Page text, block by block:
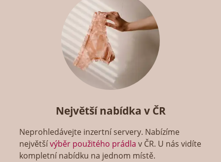
Největší nabídka v ČR
Neprohledávejte inzertní servery. Nabízíme
největšívýběr použitého prádla v ČR. U nás vidíte
kompletní nabídku na jednom místě.